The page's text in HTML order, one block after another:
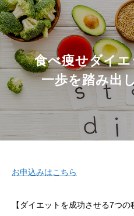
食べ痩せダイ
一歩を踏み出
お申込みはこちら
【ダイエットを成功させる7つ